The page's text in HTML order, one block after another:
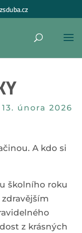
13. února 2026
A kdo si
školního roku
z krásných